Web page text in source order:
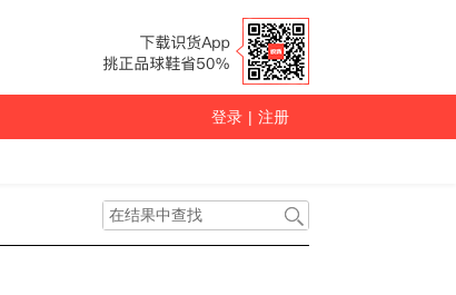
登录 | 注册